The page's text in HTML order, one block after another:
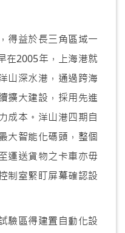
得益於長三角區域一
在2005年，上海港就
山深水港，通過跨海
擴大建設，採用先進
成本。洋山港四期自
大智能化碼頭，整個
運送貨物之卡車亦毋
制室緊盯屏幕確認設
驗區得建置自動化設